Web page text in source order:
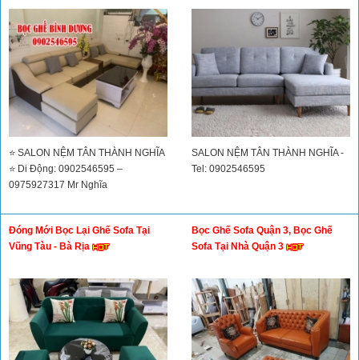
⭐ SALON NỆM TÂN THÀNH NGHĨA
⭐ Di Động: 0902546595 –
0975927317 Mr Nghĩa
SALON NỆM TÂN THÀNH NGHĨA -
Tel: 0902546595
Đóng Mới Bọc Lại Ghế Sofa Tại
Vũng Tàu - Bà Rịa
Bọc Ghế Sofa Quận 3, Bọc Ghế
Sofa Tại Nhà Quận 3